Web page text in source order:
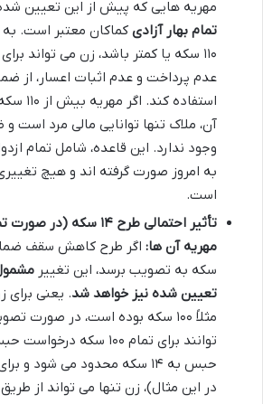
مهریه هایی که پیش از این تعیین شده
تمام بهار آزادی کماکان معتبر است. به
۱۱۰ سکه یا کمتر باشد، زن می تواند
عدم پرداخت و عدم اثبات اعسار، از
استفاده
آن، ملاک تنها توانایی مالی مرد
وجود ندارد. این قاعده، شامل تمام
به امروز صورت گرفته اند و هیچ
است.
تأثیر احتمالی طرح ۱۴
مهریه آن ها:
سکه به تصویب برسد، این تغییر
تعیین شده نیز خواهد شد. یعنی برای
مثلاً ۱۰۰ سکه بوده است، در صورت
توانند برای تمام ۱۰۰
در این مثال)، زن تنها می تواند از طریق